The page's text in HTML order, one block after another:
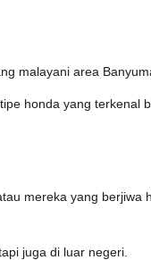
malayani area
honda yang
mereka yang
juga di luar negeri.